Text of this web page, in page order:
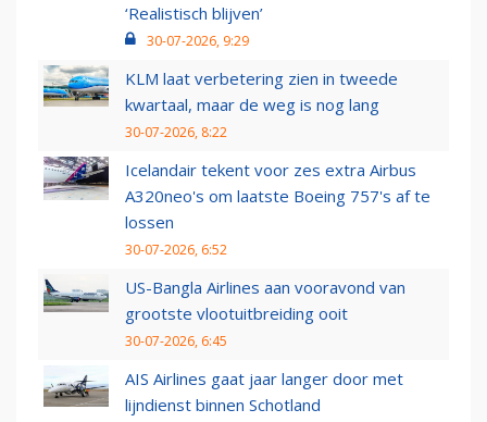
‘Realistisch blijven’
30-07-2026, 9:29
KLM laat verbetering zien in tweede
kwartaal, maar de weg is nog lang
30-07-2026, 8:22
Icelandair tekent voor zes extra Airbus
A320neo's om laatste Boeing 757's af te
lossen
30-07-2026, 6:52
US-Bangla Airlines aan vooravond van
grootste vlootuitbreiding ooit
30-07-2026, 6:45
AIS Airlines gaat jaar langer door met
lijndienst binnen Schotland